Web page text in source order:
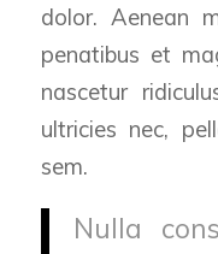
dolor. Aenean
penatibus et
nascetur
ultricies nec,
sem.
Nulla